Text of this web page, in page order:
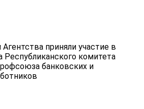
приняли участие в
Республиканского комитета
банковских и